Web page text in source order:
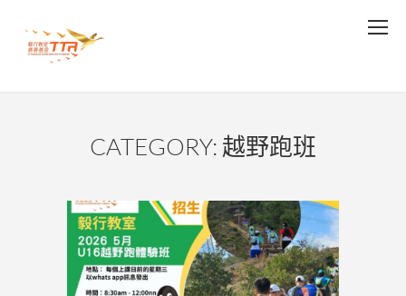
CATEGORY: 越野跑班